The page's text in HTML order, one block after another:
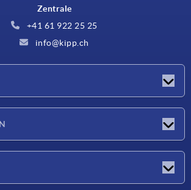
Zentrale
+41 61 922 25 25
info@kipp.ch